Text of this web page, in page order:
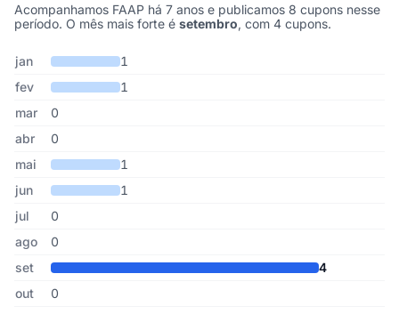
Acompanhamos FAAP há 7 anos e publicamos 8 cupons nesse
período. O mês mais forte é setembro, com 4 cupons.
Cupons de FAAP publicados por mês, somando os últimos 7 anos
Mês Cupons publicados
jan
1
fev
1
mar
0
abr
0
mai
1
jun
1
jul
0
ago
0
set
4
out
0